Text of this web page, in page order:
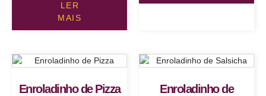
LER
MAIS
Enroladinho de Pizza
Enroladinho de